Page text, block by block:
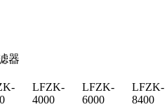
器
LFZK-
4000
LFZK-
6000
LFZK-
8400